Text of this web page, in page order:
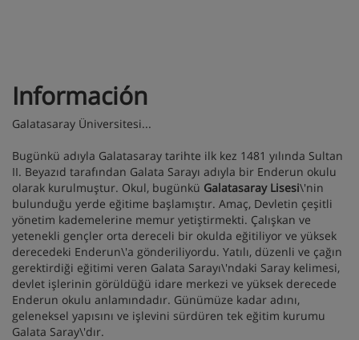
Información
Galatasaray Üniversitesi...
Bugünkü adıyla Galatasaray tarihte ilk kez 1481 yılında Sultan
II. Beyazıd tarafından Galata Sarayı adıyla bir Enderun okulu
olarak kurulmuştur. Okul, bugünkü Galatasaray Lisesi\'nin
bulunduğu yerde eğitime başlamıştır. Amaç, Devletin çeşitli
yönetim kademelerine memur yetiştirmekti. Çalışkan ve
yetenekli gençler orta dereceli bir okulda eğitiliyor ve yüksek
derecedeki Enderun\'a gönderiliyordu. Yatılı, düzenli ve çağın
gerektirdiği eğitimi veren Galata Sarayı\'ndaki Saray kelimesi,
devlet işlerinin görüldüğü idare merkezi ve yüksek derecede
Enderun okulu anlamındadır. Günümüze kadar adını,
geleneksel yapısını ve işlevini sürdüren tek eğitim kurumu
Galata Saray\'dır.